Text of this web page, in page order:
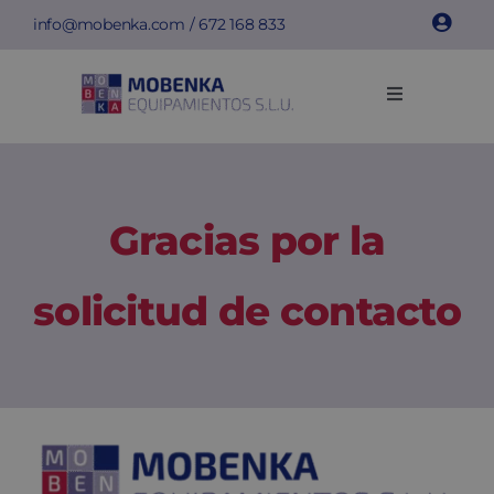
Saltar
contenido
info@mobenka.com /672 168 833
Toggle
Instalaciones
Empresa
Gracias por la
solicitud de contacto